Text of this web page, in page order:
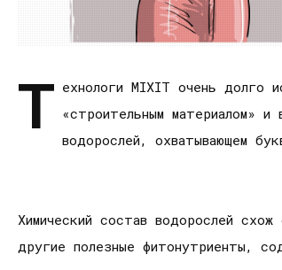
Т ехнологи MIXIT очень долго
«строительным материалом»
водорослей, охватывающем
Химический состав водорослей
другие полезные фитонутриенты,